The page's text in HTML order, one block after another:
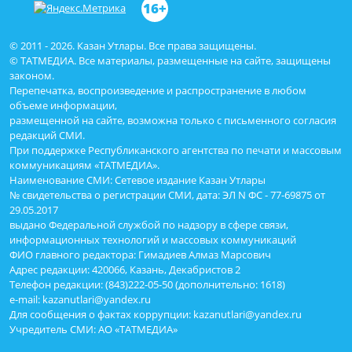
© 2011 - 2026. Казан Утлары. Все права защищены.
© ТАТМЕДИА. Все материалы, размещенные на сайте, защищены
законом.
Перепечатка, воспроизведение и распространение в любом
объеме информации,
размещенной на сайте, возможна только с письменного согласия
редакций СМИ.
При поддержке Республиканского агентства по печати и массовым
коммуникациям «ТАТМЕДИА».
Наименование СМИ: Сетевое издание Казан Утлары
№ свидетельства о регистрации СМИ, дата: ЭЛ N ФС - 77-69875 от
29.05.2017
выдано Федеральной службой по надзору в сфере связи,
информационных технологий и массовых коммуникаций
ФИО главного редактора: Гимадиев Алмаз Марсович
Адрес редакции: 420066, Казань, Декабристов 2
Телефон редакции: (843)222-05-50 (дополнительно: 1618)
e-mail: kazanutlari@yandex.ru
Для сообщения о фактах коррупции: kazanutlari@yandex.ru
Учредитель СМИ: АО «ТАТМЕДИА»
16+